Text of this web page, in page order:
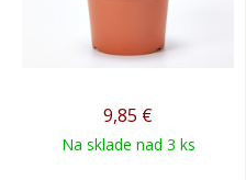
9,85 €
Na sklade nad 3 ks